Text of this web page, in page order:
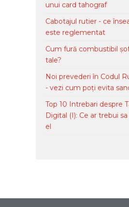
unui card tahograf
Cabotajul rutier - ce
este reglementat
Cum fură combustibil
tale?
Noi prevederi în Codul
- vezi cum poți evita
Top 10 Intrebari despre
Digital (I): Ce ar trebui
el